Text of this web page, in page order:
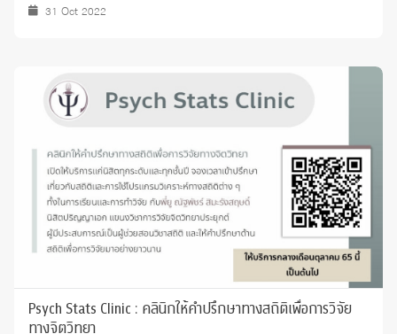
31 Oct 2022
Psych Stats Clinic : คลินิกให้คำปรึกษาทางสถิติเพื่อการวิจัย
ทางจิตวิทยา